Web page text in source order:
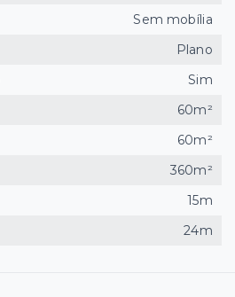
Sem mobília
Plano
Sim
60m²
60m²
360m²
15m
24m